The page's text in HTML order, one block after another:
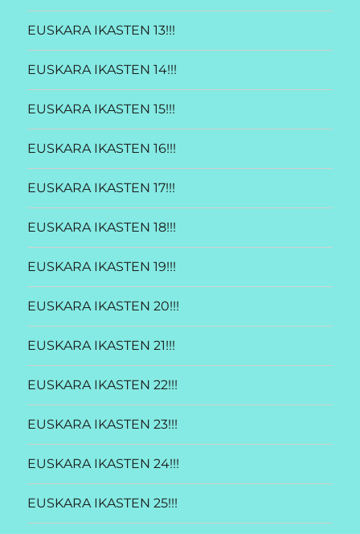
EUSKARA IKASTEN 13!!!
EUSKARA IKASTEN 14!!!
EUSKARA IKASTEN 15!!!
EUSKARA IKASTEN 16!!!
EUSKARA IKASTEN 17!!!
EUSKARA IKASTEN 18!!!
EUSKARA IKASTEN 19!!!
EUSKARA IKASTEN 20!!!
EUSKARA IKASTEN 21!!!
EUSKARA IKASTEN 22!!!
EUSKARA IKASTEN 23!!!
EUSKARA IKASTEN 24!!!
EUSKARA IKASTEN 25!!!